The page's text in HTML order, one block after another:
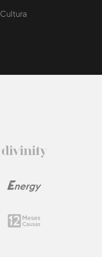
Cultura